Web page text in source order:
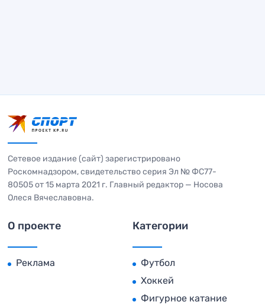
Сетевое издание (сайт) зарегистрировано
Роскомнадзором, свидетельство серия Эл № ФС77-
80505 от 15 марта 2021 г. Главный редактор — Носова
Олеся Вячеславовна.
О проекте
Реклама
Категории
Футбол
Хоккей
Фигурное катание